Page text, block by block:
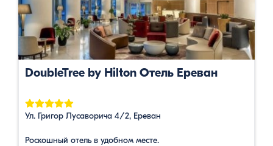
DoubleTree by Hilton Отель Ереван
Ул. Григор Лусаворича 4/2, Ереван
Роскошный отель в удобном месте.